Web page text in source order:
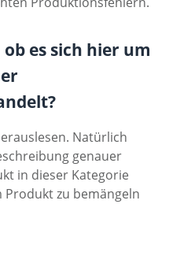
es sich hier um
Natürlich
genauer
in dieser Kategorie
Produkt zu bemängeln